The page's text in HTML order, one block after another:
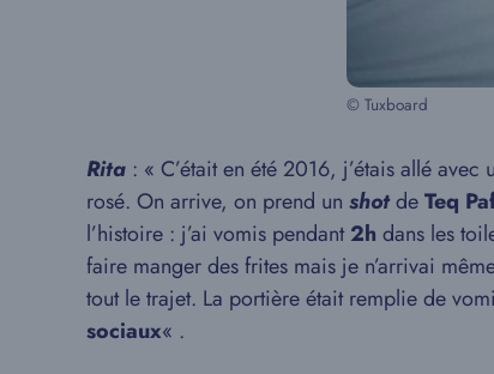
© Tuxboard
Rita : « C’était en été 2016, j’étais allé
rosé. On arrive, on prend un shotdeTeq
l’histoire : j’ai vomis pendant2h dans les
faire manger des frites mais je n’arrivai
tout le trajet. La portière était remplie de
sociaux« .